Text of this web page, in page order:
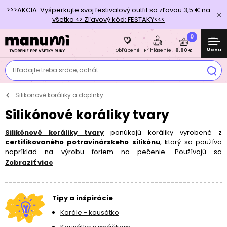
>>>AKCIA: Vyšperkujte svoj festivalový outfit so zľavou 3,5 € na
všetko <> Zľavový kód: FESTAKY<<<
Hľadajte treba srdce, achát...
Obľúbené Prihlásenie
0
0,00 € Menu
Silikonové koráliky a doplnky
Silikónové koráliky tvary
Silikónové koráliky tvary ponúkajú koráliky vyrobené z
certifikovaného potravinárskeho silikónu, ktorý sa používa
napríklad na výrobu foriem na pečenie. Používajú sa
predovšetkým na výrobu náhrdelníkov pre
Vzhľadom na ich materiál, ktorý je atestovaný na neškodnosť, ich
Pri dojčení odpútavajú pozornosť a bábätká sa s nimi môžu hrať.
Tieto tvary slúžia ako doplnenie k základným
alebokorálikom s písmenkami, z ktorých môžete vytvoriť nielen
Zobraziť viac
Tipy a inšpirácie
Korále - kousátko